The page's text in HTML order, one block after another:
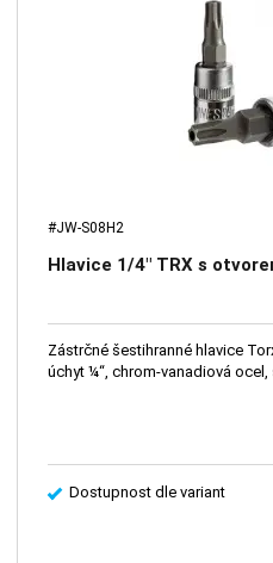
#JW-S08H2
Hlavice 1/4" TRX s
Zástrčné šestihranné hlavice
úchyt ¼“, chrom-vanadiová ocel,
Dostupnost dle variant